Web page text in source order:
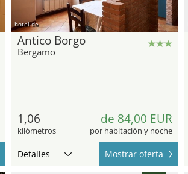
hotel.de
Antico Borgo
Bergamo
1,06
kilómetros
de 84,00 EUR
por habitación y noche
Detalles Mostrar oferta